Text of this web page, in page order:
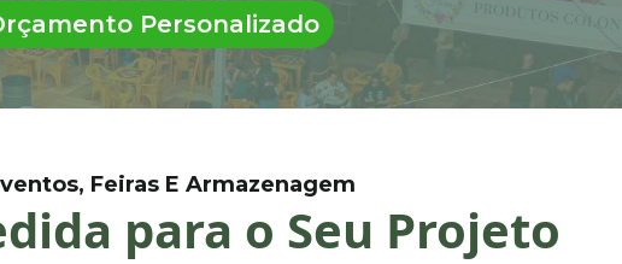
Personalizado
Feiras E Armazenagem
para o Seu Projeto